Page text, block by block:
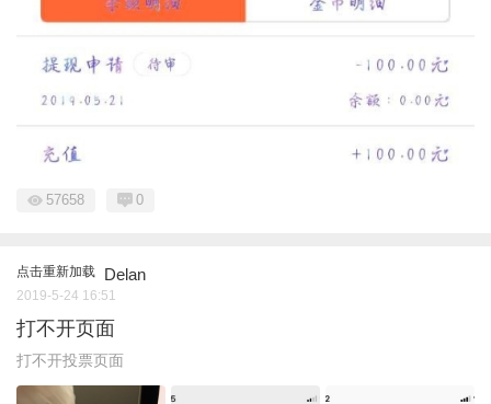
57658 0
点击重新加载 Delan
2019-5-24 16:51
打不开页面
打不开投票页面